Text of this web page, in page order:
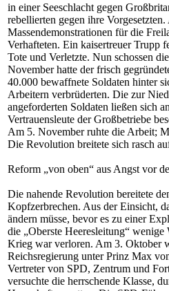
in einer Seeschlacht gegen
rebellierten gegen ihre
Massendemonstrationen für die
Verhafteten. Ein kaisertreuer Trupp
Tote und Verletzte. Nun schossen
November hatte der frisch
40.000 bewaffnete Soldaten hinter
Arbeitern verbrüderten. Die zur
angeforderten Soldaten ließen sich
Vertrauensleute der Großbetriebe
Am 5. November ruhte die Arbeit;
Die Revolution breitete sich rasch
Reform „von oben“ aus Angst vor
Die nahende Revolution bereitete
Kopfzerbrechen. Aus der Einsicht,
ändern müsse, bevor es zu einer
die „Oberste Heeresleitung“
Krieg war verloren. Am 3. Oktober
Reichsregierung unter Prinz Max
Vertreter von SPD, Zentrum und
versuchte die herrschende Klasse,